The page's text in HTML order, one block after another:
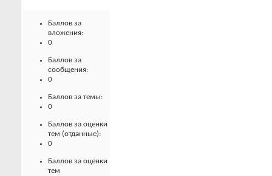
Баллов за
вложения:
0
Баллов за
сообщения:
0
Баллов за темы:
0
Баллов за оценки
тем (отданные):
0
Баллов за оценки
тем